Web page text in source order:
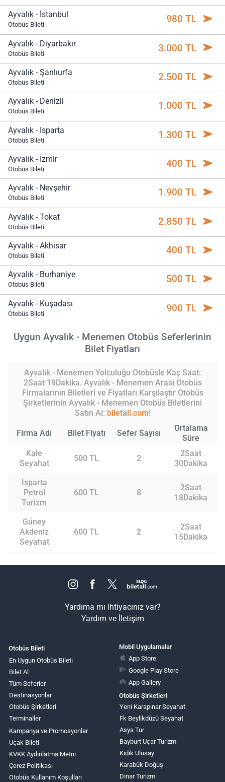
Ayvalık - İstanbul
Otobüs Bileti 980 TL
Ayvalık - Diyarbakır
Otobüs Bileti 3.000 TL
Ayvalık - Şanlıurfa
Otobüs Bileti 2.500 TL
Ayvalık - Denizli
Otobüs Bileti 1.000 TL
Ayvalık - Isparta
Otobüs Bileti 1.300 TL
Ayvalık - İzmir
Otobüs Bileti 400 TL
Ayvalık - Nevşehir
Otobüs Bileti 1.900 TL
Ayvalık - Tokat
Otobüs Bileti 2.850 TL
Ayvalık - Akhisar
Otobüs Bileti 400 TL
Ayvalık - Burhaniye
Otobüs Bileti 500 TL
Ayvalık - Kuşadası
Otobüs Bileti 900 TL
Uygun Ayvalık - Menemen Otobüs Seferlerinin
Bilet Fiyatları
Ayvalık - Menemen Yolculuğu Otobüsle Kaç Saat:
2Saat 19Dakika. Ayvalık - Menemen Arası Otobüs
Firmalarının Biletleri ve Fiyatları Karşılaştır Otobüs
Şirketlerinin Ayvalık - Menemen Otobüs Biletlerini
Satın Al: biletall.com!
Firma Adı Bilet Fiyatı Sefer Sayısı
Ortalama
Süre
Kale
Seyahat
500 TL 2
2Saat
30Dakika
Isparta
Petrol
Turizm
600 TL 8
2Saat
18Dakika
Güney
Akdeniz
Seyahat
600 TL 2
2Saat
15Dakika
Yardıma mı ihtiyacınız var?
Yardım ve İletişim
Otobüs Bileti
En Uygun Otobüs Bileti
Bilet Al
Tüm Seferler
Destinasyonlar
Otobüs Şirketleri
Terminaller
Kampanya ve Promosyonlar
Uçak Bileti
KVKK Aydınlatma Metni
Çerez Politikası
Otobüs Kullanım Koşulları
Mobil Uygulamalar
App Store
Google Play Store
App Gallery
Otobüs Şirketleri
Yeni Karapınar Seyahat
Fk Beylikdüzü Seyahat
Asya Tur
Bayburt Uçar Turizm
Kıdık Ulusay
Karabük Doğuş
Dinar Turizm